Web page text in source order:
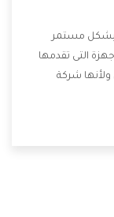
بشكل مستمر
التى تقدمها
ولأنها شركة
تسهل على